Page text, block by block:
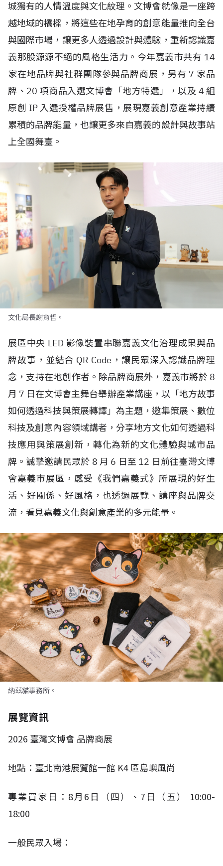
城獨有的人情溫度與文化紋理。文博會就像是一座跨
越地域的橋樑，將這些在地孕育的創意能量推向全台
與國際市場，讓更多人透過設計與體驗，重新認識嘉
義那股源源不絕的風格生活力。今年嘉義市共有 14
家在地品牌與社群團隊參與品牌商展，另有 7 家品
牌、 20 項商品入選文博會「地方特選」，以及 4 組
原創 IP 入選授權品牌展售，展現嘉義創意產業持續
累積的品牌能量，也讓更多來自嘉義的設計與故事站
上全國舞臺。
文化局長謝育哲。
展區中央 LED 影像裝置串聯嘉義文化治理成果與品
牌故事，並結合 QR Code ，讓民眾深入認識品牌理
念，支持在地創作者。除品牌商展外，嘉義市將於 8
月 7 日在文博會主舞台舉辦產業講座，以「地方故事
如何透過科技與策展轉譯」為主題，邀集策展、數位
科技及創意內容領域講者，分享地方文化如何透過科
技應用與策展創新，轉化為新的文化體驗與城市品
牌。誠摯邀請民眾於 8 月 6 日至 12 日前往臺灣文博
會嘉義市展區，感受《我們嘉義式》所展現的好生
活、好關係、好風格，也透過展覽、講座與品牌交
流，看見嘉義文化與創意產業的多元能量。
納茲貓事務所。
展覽資訊
2026 臺灣文博會 品牌商展
地點：臺北南港展覽館一館 K4區島嶼風尚
專業買家日： 8月 6 日（四）、 7 日（五）
10:00-
18:00​
一般民眾入場：